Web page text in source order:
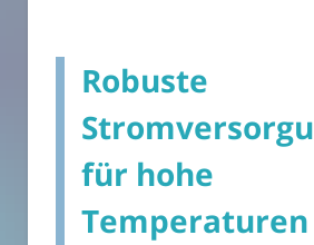
Robuste
für hohe